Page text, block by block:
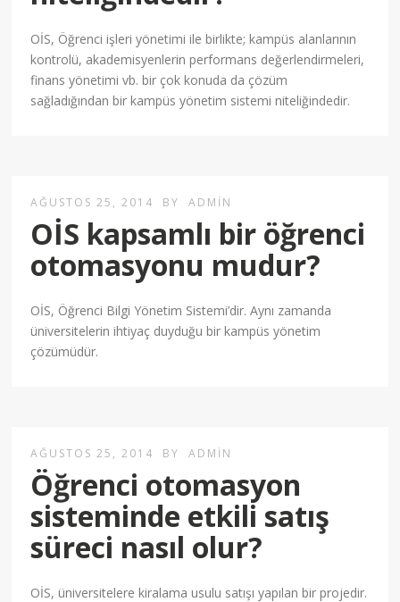
OİS, Öğrenci işleri yönetimi ile birlikte; kampüs alanlarının
kontrolü, akademisyenlerin performans değerlendirmeleri,
finans yönetimi vb. bir çok konuda da çözüm
sağladığından bir kampüs yönetim sistemi niteliğindedir.
AĞUSTOS 25, 2014 BY ADMIN
OİS kapsamlı bir öğrenci
otomasyonu mudur?
OİS, Öğrenci Bilgi Yönetim Sistemi’dir. Aynı zamanda
üniversitelerin ihtiyaç duyduğu bir kampüs yönetim
çözümüdür.
AĞUSTOS 25, 2014 BY ADMIN
Öğrenci otomasyon
sisteminde etkili satış
süreci nasıl olur?
OİS, üniversitelere kiralama usulu satışı yapılan bir projedir.